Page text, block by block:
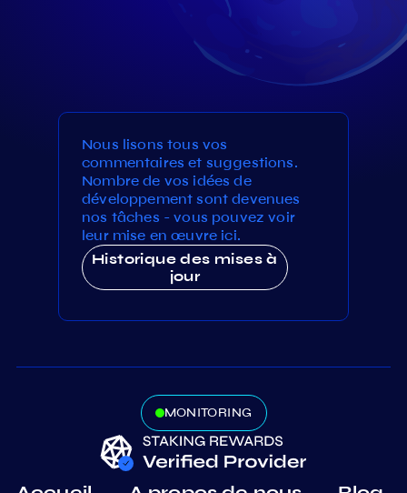
Nous lisons tous vos
commentaires et suggestions.
Nombre de vos idées de
développement sont devenues
nos tâches - vous pouvez voir
leur mise en œuvre ici.
Historique des mises à
jour
MONITORING